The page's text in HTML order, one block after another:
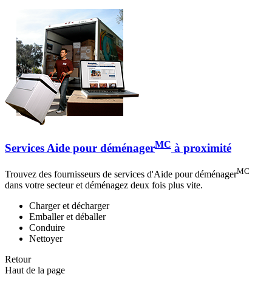
Services Aide pour déménagerMC à proximité
Trouvez des fournisseurs de services d'Aide pour déménagerMC
dans votre secteur et déménagez deux fois plus vite.
Charger et décharger
Emballer et déballer
Conduire
Nettoyer
Retour
Haut de la page